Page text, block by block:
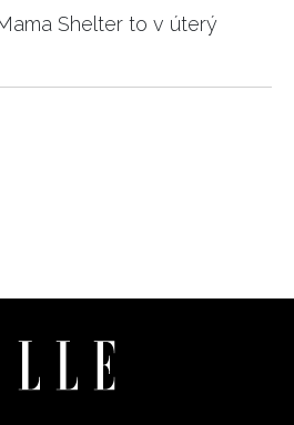
Shelter to v úterý